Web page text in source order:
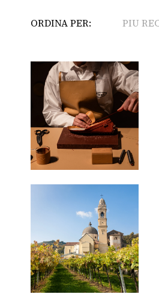
NEWS
FOTO
CONCORSI
TV
PRINCIPATO
ORDINA PER: PIU